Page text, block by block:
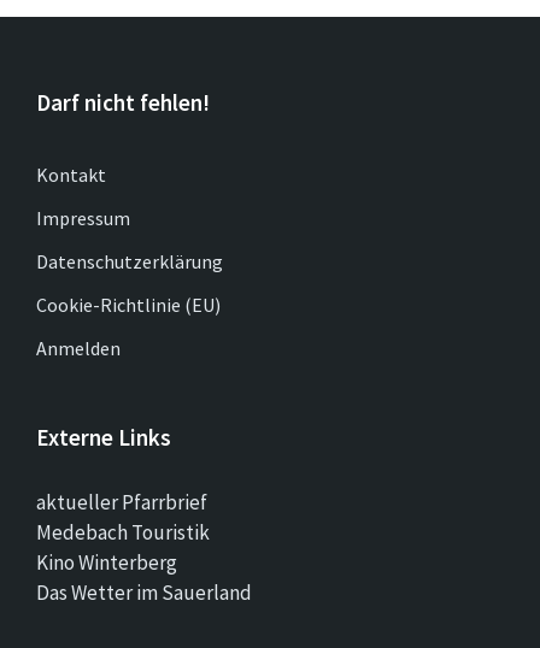
Darf nicht fehlen!
Kontakt
Impressum
Datenschutzerklärung
Cookie-Richtlinie (EU)
Anmelden
Externe Links
aktueller Pfarrbrief
Medebach Touristik
Kino Winterberg
Das Wetter im Sauerland